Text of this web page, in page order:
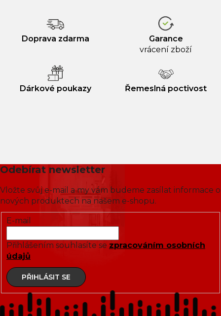
Doprava zdarma
Garance
vrácení zboží
Dárkové poukazy Řemeslná poctivost
Odebírat newsletter
Vložte svůj e-mail a my vám budeme zasílat informace o
nových produktech na našem e-shopu.
E-mail
Přihlášením souhlasíte se zpracováním osobních
údajů
PŘIHLÁSIT SE